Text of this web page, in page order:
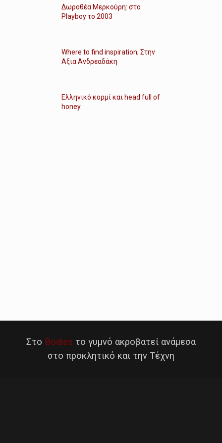
Δωροθέα Μερκούρη: στο
Playboy το 2003
Where to find inspiration; Στην
Αξια Ανδρεαδάκη
Ελληνικό κορμί και head full of
honey
Στο Bodies το γυμνό ακροβατεί ανάμεσα
στο προκλητικό και την Τέχνη